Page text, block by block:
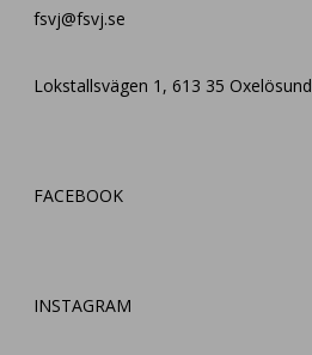
fsvj@fsvj.se
Lokstallsvägen 1, 613 35 Oxelösund
FACEBOOK
INSTAGRAM